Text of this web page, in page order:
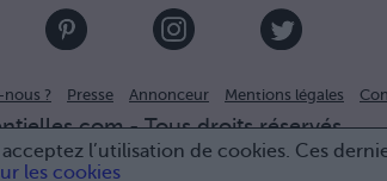
l’utilisation de cookies. Ces
les cookies
? Presse Annonceur Mentions légales
- Tous droits réservés